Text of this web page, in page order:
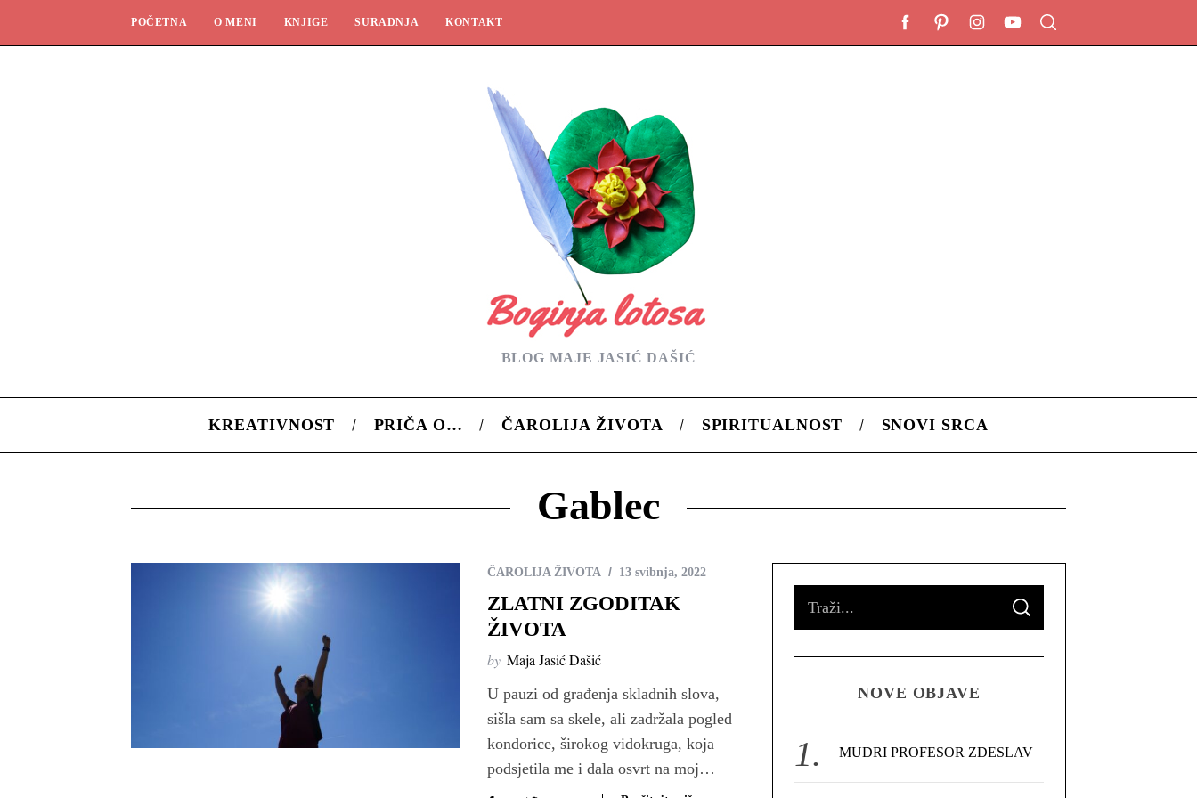
POČETNA O MENI KNJIGE SURADNJA KONTAKT
BLOG MAJE JASIĆ DAŠIĆ
KREATIVNOST PRIČA O… ČAROLIJA ŽIVOTA SPIRITUALNOST SNOVI SRCA
Gablec
ČAROLIJA ŽIVOTA 13 svibnja, 2022
ZLATNI ZGODITAK
ŽIVOTA
by Maja Jasić Dašić
U pauzi od građenja skladnih slova,
sišla sam sa skele, ali zadržala pogled
kondorice, širokog vidokruga, koja
podsjetila me i dala osvrt na moj…
o
S
A
C
NOVE OBJAVE
MUDRI PROFESOR ZDESLAV